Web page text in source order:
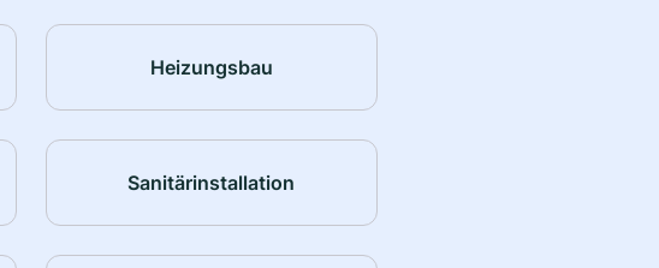
Heizungsbau
Sanitärinstallation